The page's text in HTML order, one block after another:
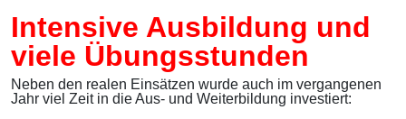
Intensive Ausbildung und
viele Übungsstunden
Neben den realen Einsätzen wurde auch im vergangenen
Jahr viel Zeit in die Aus- und Weiterbildung investiert: